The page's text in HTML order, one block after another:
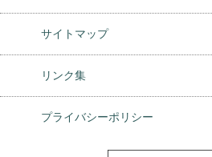
サイトマップ
リンク集
プライバシーポリシー